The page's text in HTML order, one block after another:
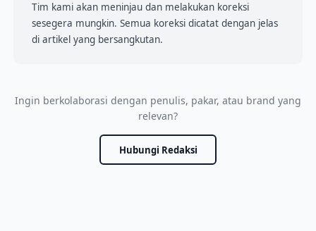
Tim kami akan meninjau dan melakukan koreksi
sesegera mungkin. Semua koreksi dicatat dengan jelas
di artikel yang bersangkutan.
Ingin berkolaborasi dengan penulis, pakar, atau brand yang
relevan?
Hubungi Redaksi